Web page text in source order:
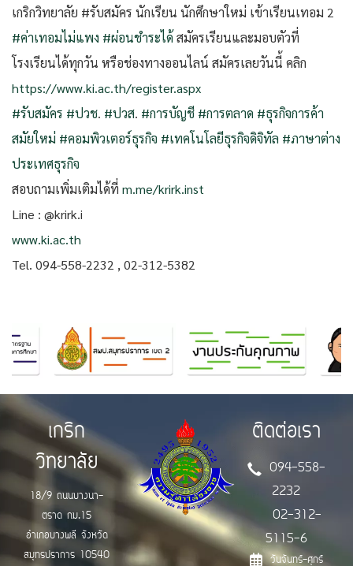
เกริกวิทยาลัย #รับสมัคร นักเรียน นักศึกษาใหม่ เข้าเรียนเทอม 2
#ค่าเทอมไม่แพง #ผ่อนชำระได้ สมัครเรียนและมอบตัวที่
โรงเรียนได้ทุกวัน หรือช่องทางออนไลน์ สมัครเลยวันนี้ คลิก
https://www.ki.ac.th/register.aspx
#รับสมัคร #ปวช. #ปวส. #การบัญชี #การตลาด #ธุรกิจการค้า
สมัยใหม่ #คอมพิวเตอร์ธุรกิจ #เทคโนโลยีธุรกิจดิจิทัล #ภาษาต่าง
ประเทศธุรกิจ
สอบถามเพิ่มเติมได้ที่ m.me/krirk.inst
Line : @krirk.i
www.ki.ac.th
Tel. 094-558-2232 , 02-312-5382
เกริก
วิทยาลัย
18/9 ถนนบางนา-
ตราด กม.15
อำเภอบางพลี จังหวัด
สมุทรปราการ 10540
ติดต่อเรา
094-558-
2232
02-312-
5115-6
วันจันทร์-ศุกร์